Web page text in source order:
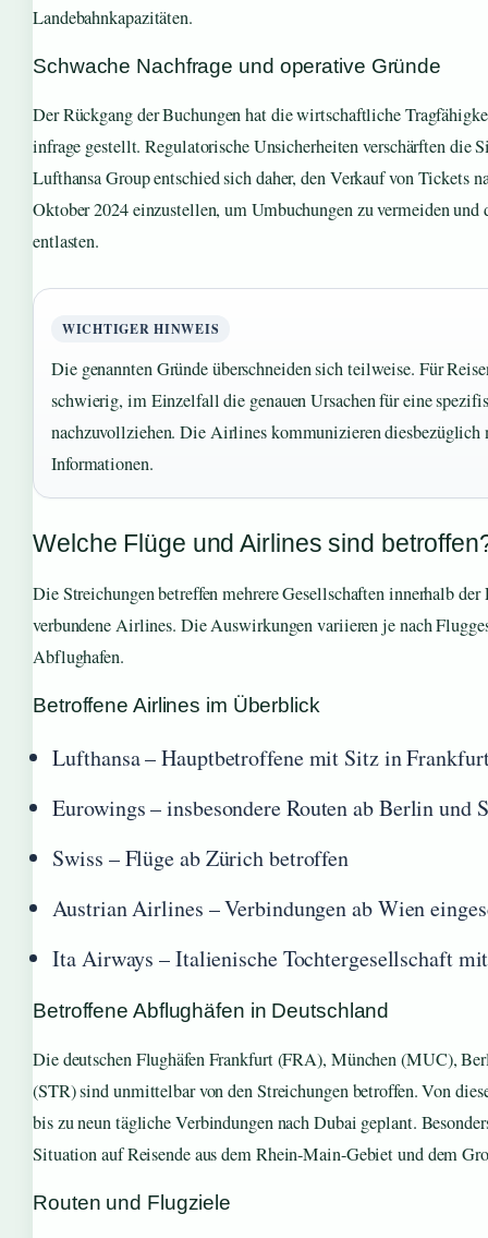
Landebahnkapazitäten.
Schwache Nachfrage und operative Gründe
Der Rückgang der Buchungen hat die wirtschaftliche
infrage gestellt. Regulatorische Unsicherheiten verschärften die
Lufthansa Group entschied sich daher, den Verkauf von Tickets
Oktober 2024 einzustellen, um Umbuchungen zu vermeiden und
entlasten.
WICHTIGER HINWEIS
Die genannten Gründe überschneiden sich teilweise. Für
schwierig, im Einzelfall die genauen Ursachen für eine
nachzuvollziehen. Die Airlines kommunizieren diesbezüglich
Informationen.
Welche Flüge und Airlines sind
Die Streichungen betreffen mehrere Gesellschaften innerhalb
verbundene Airlines. Die Auswirkungen variieren je nach
Abflughafen.
Betroffene Airlines im Überblick
Lufthansa – Hauptbetroffene mit Sitz in
Eurowings – insbesondere Routen ab Berlin und
Swiss – Flüge ab Zürich betroffen
Austrian Airlines – Verbindungen ab Wien
Ita Airways – Italienische Tochtergesellschaft
Betroffene Abflughäfen in Deutschland
Die deutschen Flughäfen Frankfurt (FRA), München (MUC),
(STR) sind unmittelbar von den Streichungen betroffen. Von
bis zu neun tägliche Verbindungen nach Dubai geplant.
Situation auf Reisende aus dem Rhein-Main-Gebiet und dem
Routen und Flugziele